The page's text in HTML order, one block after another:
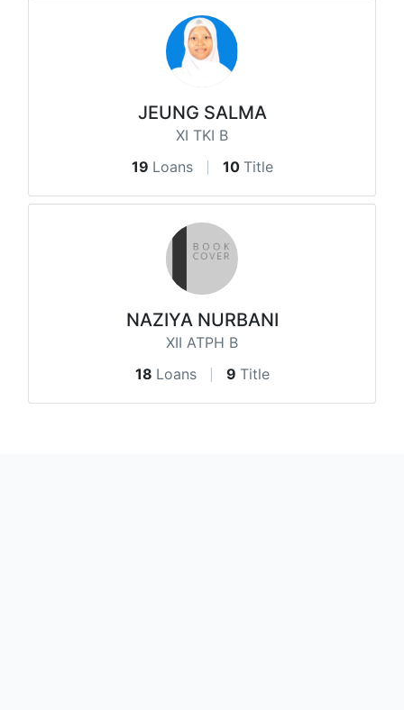
JEUNG SALMA
XI TKI B
19 Loans 10 Title
NAZIYA NURBANI
XII ATPH B
18 Loans 9 Title